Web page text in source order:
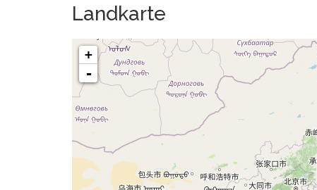
Landkarte
+
-